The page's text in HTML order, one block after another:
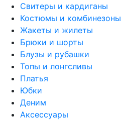
Свитеры и кардиганы
Костюмы и комбинезоны
Жакеты и жилеты
Брюки и шорты
Блузы и рубашки
Топы и лонгсливы
Платья
Юбки
Деним
Аксессуары